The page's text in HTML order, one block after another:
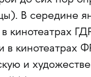
В середине
кинотеатрах
и